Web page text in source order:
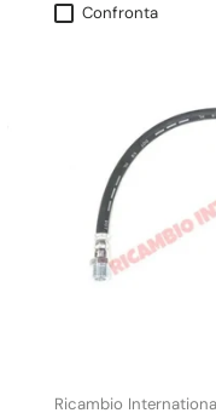
Confronta
Ricambio